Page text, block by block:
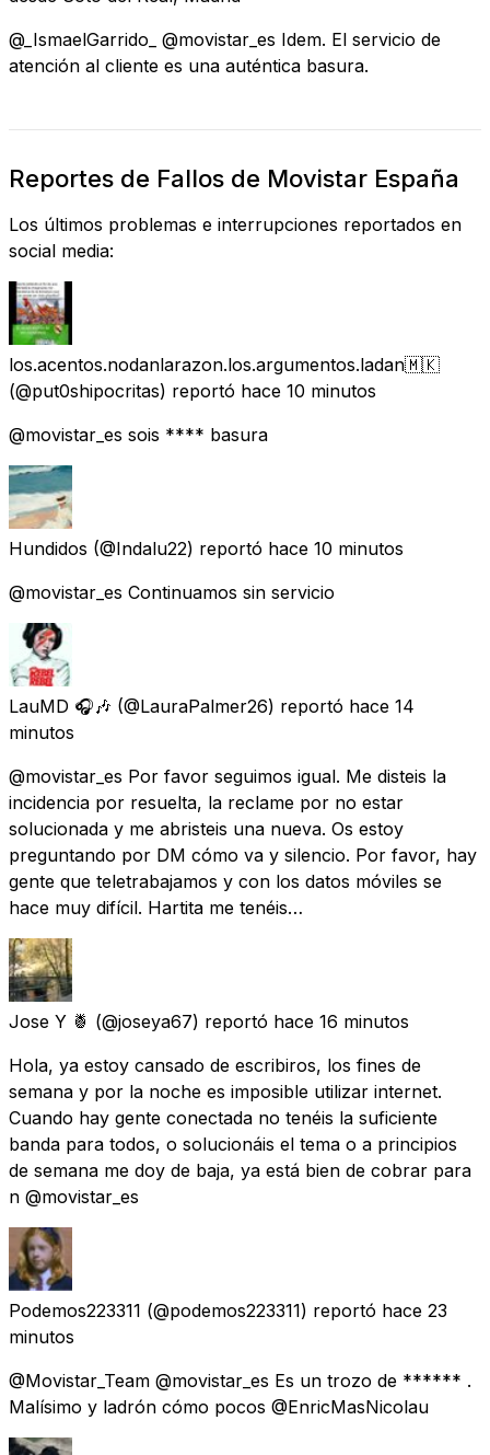
@_IsmaelGarrido_ @movistar_es Idem. El servicio de
atención al cliente es una auténtica basura.
Reportes de Fallos de Movistar España
Los últimos problemas e interrupciones reportados en
social media:
los.acentos.nodanlarazon.los.argumentos.ladan🇲🇰
(@put0shipocritas) reportó hace 10 minutos
@movistar_es sois **** basura
Hundidos (@Indalu22) reportó hace 10 minutos
@movistar_es Continuamos sin servicio
LauMD 🎧🎶 (@LauraPalmer26) reportó hace 14
minutos
@movistar_es Por favor seguimos igual. Me disteis la
incidencia por resuelta, la reclame por no estar
solucionada y me abristeis una nueva. Os estoy
preguntando por DM cómo va y silencio. Por favor, hay
gente que teletrabajamos y con los datos móviles se
hace muy difícil. Hartita me tenéis…
Jose Y 🍍 (@joseya67) reportó hace 16 minutos
Hola, ya estoy cansado de escribiros, los fines de
semana y por la noche es imposible utilizar internet.
Cuando hay gente conectada no tenéis la suficiente
banda para todos, o solucionáis el tema o a principios
de semana me doy de baja, ya está bien de cobrar para
n @movistar_es
Podemos223311 (@podemos223311) reportó hace 23
minutos
@Movistar_Team @movistar_es Es un trozo de ****** .
Malísimo y ladrón cómo pocos @EnricMasNicolau